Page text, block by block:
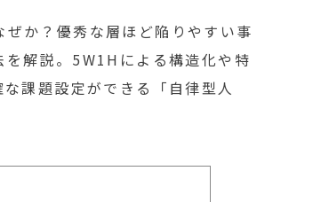
か？優秀な層ほど陥りやすい事
解説。5W1Hによる構造化や特
課題設定ができる「自律型人